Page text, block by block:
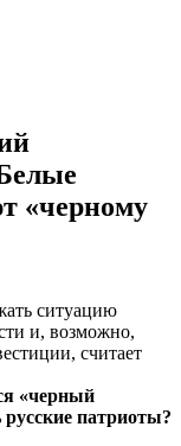
«черному
ситуацию
и, возможно,
считает
«черный
патриоты?